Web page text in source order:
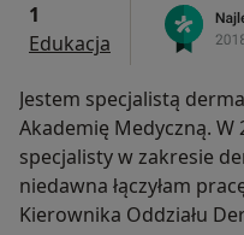
1
Edukacja
Jestem specjalistą
Akademię Medyczną. W
specjalisty w zakresie
niedawna łączyłam
Kierownika Oddziału Dermatologii.